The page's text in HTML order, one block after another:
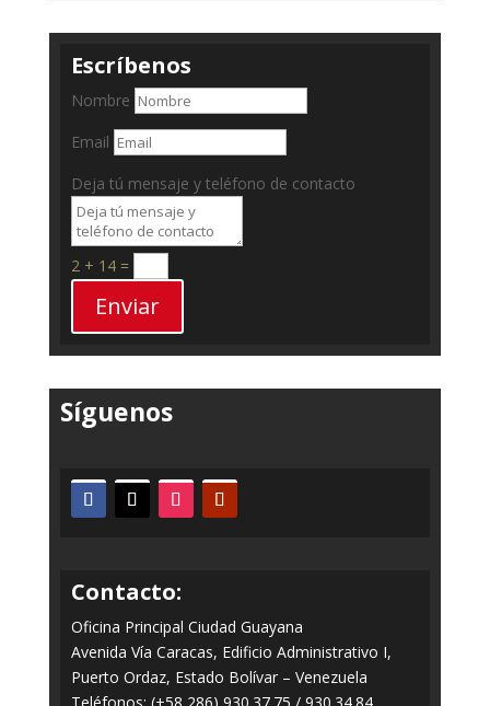
Escríbenos
Nombre
Email
Deja tú mensaje y teléfono de contacto
2 + 14=
Enviar
Síguenos
Contacto:
Oficina Principal Ciudad Guayana
Avenida Vía Caracas, Edificio Administrativo I,
Puerto Ordaz, Estado Bolívar – Venezuela